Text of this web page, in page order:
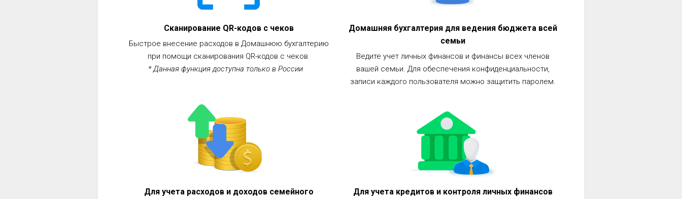
Сканирование QR-кодов с чеков
Быстрое внесение расходов в Домашнюю бухгалтерию
при помощи сканирования QR-кодов с чеков.
* Данная функция доступна только в России
Домашняя бухгалтерия для ведения бюджета всей
семьи
Ведите учет личных финансов и финансы всех членов
вашей семьи. Для обеспечения конфиденциальности,
записи каждого пользователя можно защитить паролем.
Для учета расходов и доходов семейного
Для учета кредитов и контроля личных финансов